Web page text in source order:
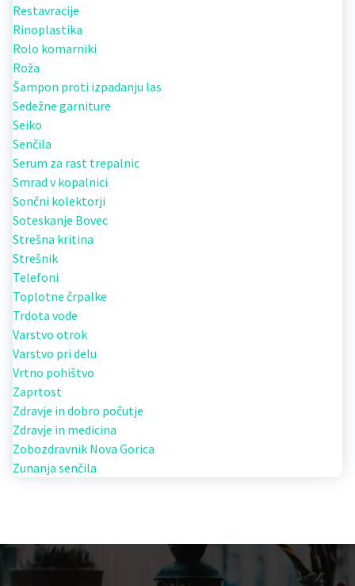
Restavracije
Rinoplastika
Rolo komarniki
Roža
Šampon proti izpadanju las
Sedežne garniture
Seiko
Senčila
Serum za rast trepalnic
Smrad v kopalnici
Sončni kolektorji
Soteskanje Bovec
Strešna kritina
Strešnik
Telefoni
Toplotne črpalke
Trdota vode
Varstvo otrok
Varstvo pri delu
Vrtno pohištvo
Zaprtost
Zdravje in dobro počutje
Zdravje in medicina
Zobozdravnik Nova Gorica
Zunanja senčila